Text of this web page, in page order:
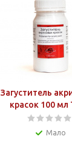
Загуститель
красок 100 мл
Мало